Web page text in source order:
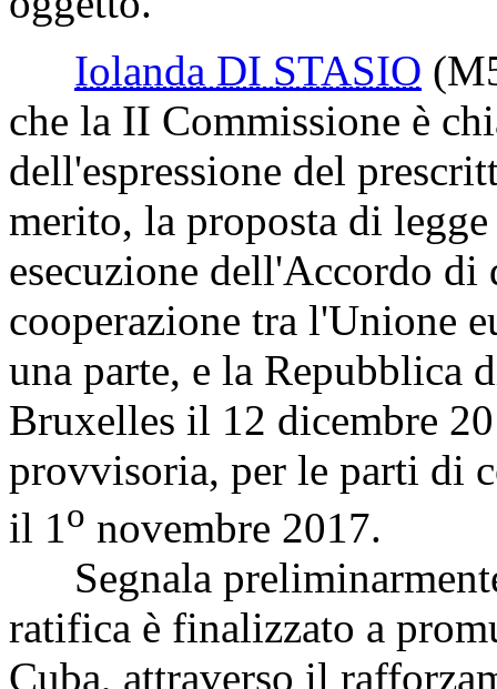
Iolanda DI STASIO
che la II Commissione è
dell'espressione del
merito, la proposta di
esecuzione dell'Accordo
cooperazione tra l'Unione
una parte, e la Repubblica
Bruxelles il 12 dicembre
provvisoria, per le parti di
il 1o novembre 2017.
Segnala
ratifica è finalizzato a
Cuba, attraverso il